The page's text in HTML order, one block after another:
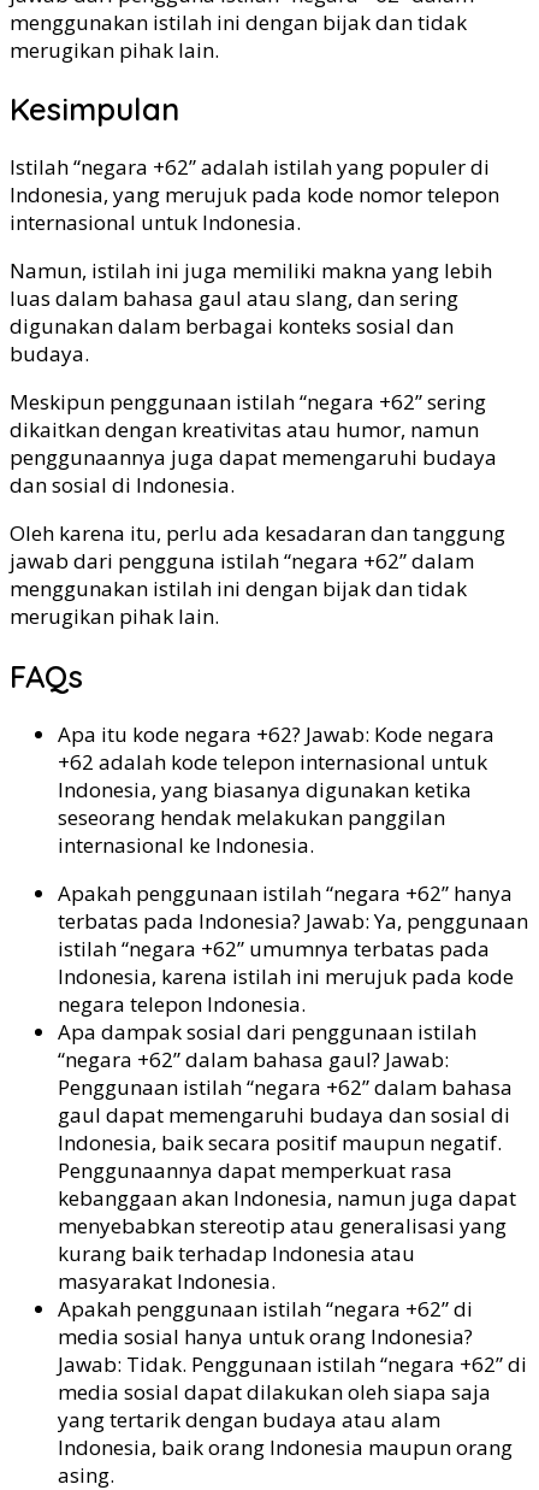
menggunakan istilah ini dengan bijak dan tidak
merugikan pihak lain.
Kesimpulan
Istilah “negara +62” adalah istilah yang populer di
Indonesia, yang merujuk pada kode nomor telepon
internasional untuk Indonesia.
Namun, istilah ini juga memiliki makna yang lebih
luas dalam bahasa gaul atau slang, dan sering
digunakan dalam berbagai konteks sosial dan
budaya.
Meskipun penggunaan istilah “negara +62” sering
dikaitkan dengan kreativitas atau humor, namun
penggunaannya juga dapat memengaruhi budaya
dan sosial di Indonesia.
Oleh karena itu, perlu ada kesadaran dan tanggung
jawab dari pengguna istilah “negara +62” dalam
menggunakan istilah ini dengan bijak dan tidak
merugikan pihak lain.
FAQs
Apa itu kode negara +62? Jawab: Kode negara
+62 adalah kode telepon internasional untuk
Indonesia, yang biasanya digunakan ketika
seseorang hendak melakukan panggilan
internasional ke Indonesia.
Apakah penggunaan istilah “negara +62” hanya
terbatas pada Indonesia? Jawab: Ya, penggunaan
istilah “negara +62” umumnya terbatas pada
Indonesia, karena istilah ini merujuk pada kode
negara telepon Indonesia.
Apa dampak sosial dari penggunaan istilah
“negara +62” dalam bahasa gaul? Jawab:
Penggunaan istilah “negara +62” dalam bahasa
gaul dapat memengaruhi budaya dan sosial di
Indonesia, baik secara positif maupun negatif.
Penggunaannya dapat memperkuat rasa
kebanggaan akan Indonesia, namun juga dapat
menyebabkan stereotip atau generalisasi yang
kurang baik terhadap Indonesia atau
masyarakat Indonesia.
Apakah penggunaan istilah “negara +62” di
media sosial hanya untuk orang Indonesia?
Jawab: Tidak. Penggunaan istilah “negara +62” di
media sosial dapat dilakukan oleh siapa saja
yang tertarik dengan budaya atau alam
Indonesia, baik orang Indonesia maupun orang
asing.